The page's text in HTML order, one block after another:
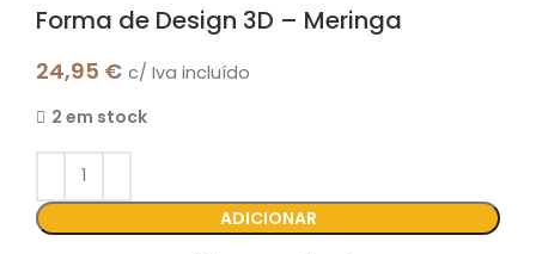
Forma de Design 3D – Meringa
24,95 € c/ Iva incluído
2 em stock
ADICIONAR